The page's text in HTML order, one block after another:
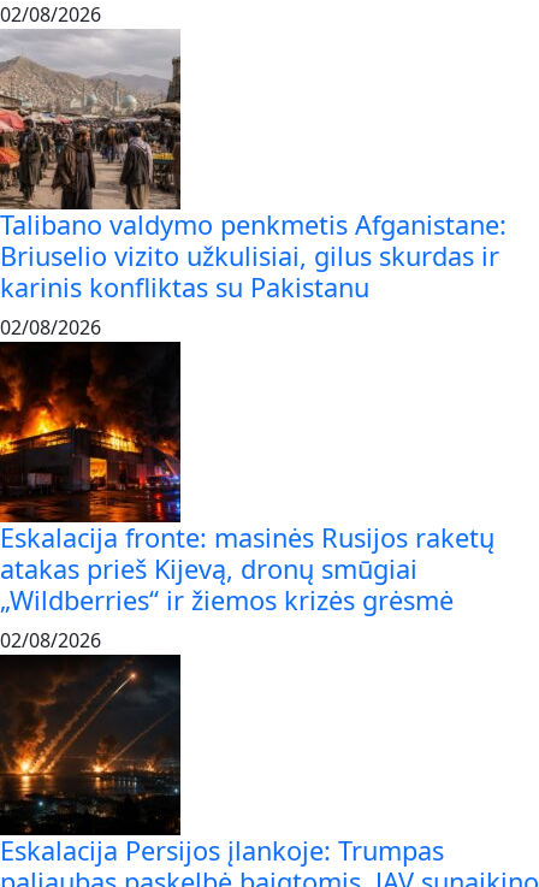
02/08/2026
Talibano valdymo penkmetis Afganistane:
Briuselio vizito užkulisiai, gilus skurdas ir
karinis konfliktas su Pakistanu
02/08/2026
Eskalacija fronte: masinės Rusijos raketų
atakas prieš Kijevą, dronų smūgiai
„Wildberries“ ir žiemos krizės grėsmė
02/08/2026
Eskalacija Persijos įlankoje: Trumpas